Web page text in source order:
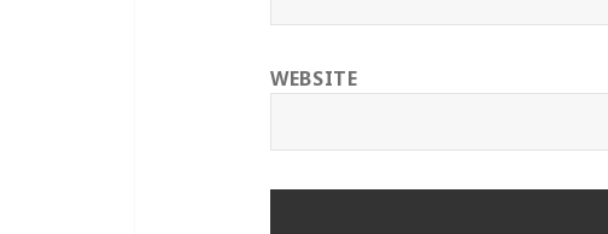
WEBSITE